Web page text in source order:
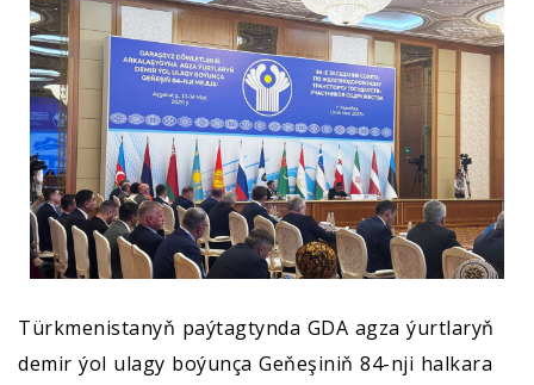
Türkmenistanyň paýtagtynda GDA agza ýurtlaryň
demir ýol ulagy boýunça Geňeşiniň 84-nji halkara